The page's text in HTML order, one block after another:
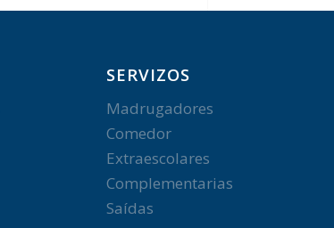
SERVIZOS
Madrugadores
Comedor
Extraescolares
Complementarias
Saídas